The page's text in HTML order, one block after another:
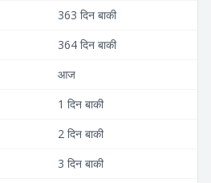
363 दिन बाकी
364 दिन बाकी
आज
1 दिन बाकी
2 दिन बाकी
3 दिन बाकी